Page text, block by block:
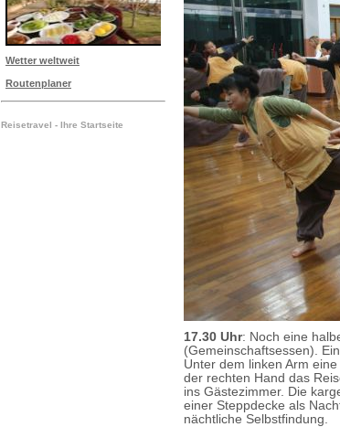
17.30 Uhr: Noch eine
(Gemeinschaftsessen).
Unter dem linken Arm
der rechten Hand das
ins Gästezimmer. Die
einer Steppdecke als
nächtliche Selbstfindung.
Wetter weltweit
Routenplaner
Reisetravel - Ihre Startseite